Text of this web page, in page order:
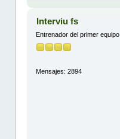
Interviu fs
Entrenador del primer equipo
Mensajes: 2894